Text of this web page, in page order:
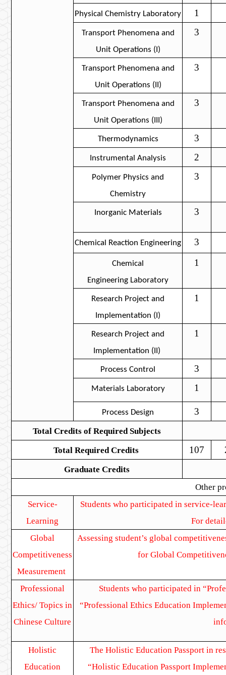
Physical Chemistry Laboratory 1
Transport Phenomena and
Unit Operations (I)
3
Transport Phenomena and
Unit Operations (II)
3
Transport Phenomena and
Unit Operations (III)
3
Thermodynamics 3
Instrumental Analysis 2
Polymer Physics and
Chemistry
3
Inorganic Materials 3
Chemical Reaction Engineering 3
Chemical
Engineering Laboratory
1
Research Project and
Implementation (I)
1
Research Project and
Implementation (II)
1
Process Control 3
Materials Laboratory 1
Process Design 3
Total Credits of Required Subjects
Total RequiredCredits 107
Graduate Credits
Other
Service-
Learning
Students who participated in service-
For
Global
Competitiveness
Measurement
Assessing student’s global
for Global
Professional
Ethics/ Topics in
Chinese Culture
Students who participated in
“Professional Ethics Education
Holistic
Education
The Holistic Education Passport in
“Holistic Education Passport